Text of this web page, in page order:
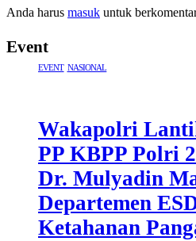
Anda harus masuk untuk
Event
EVENT NASIONAL
Wakapolri
PP KBPP Polri
Dr. Mulyadin
Departemen
Ketahanan